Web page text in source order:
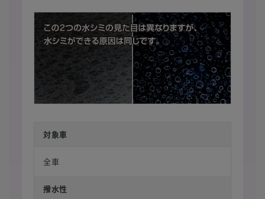
対象車
全車
撥水性